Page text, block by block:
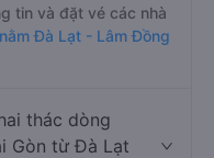
tin và đặt vé các nhà
Đà Lạt - Lâm Đồng
thác dòng
Gòn từ Đà Lạt